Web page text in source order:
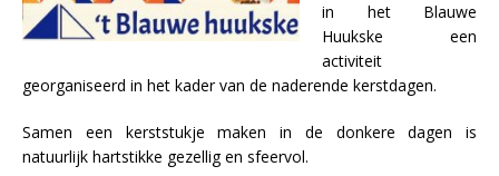
in het Blauwe
Huukske een
activiteit
georganiseerd in het kader van de naderende kerstdagen.
Samen een kerststukje maken in de donkere dagen is
natuurlijk hartstikke gezellig en sfeervol.